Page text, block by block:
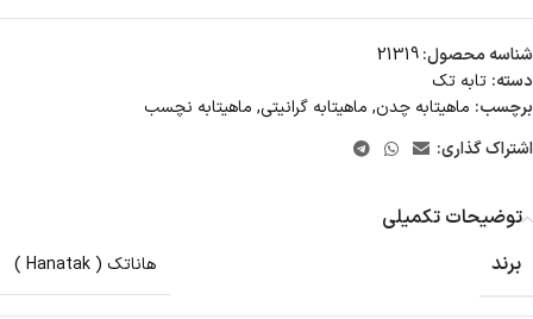
شناسه محصول:21319
دسته: تابه تک
برچسب: ماهیتابه چدن, ماهیتابه گرانیتی, ماهیتابه نچسب
اشتراک گذاری:
توضیحات تکمیلی
برند
هاناتک ( Hanatak )